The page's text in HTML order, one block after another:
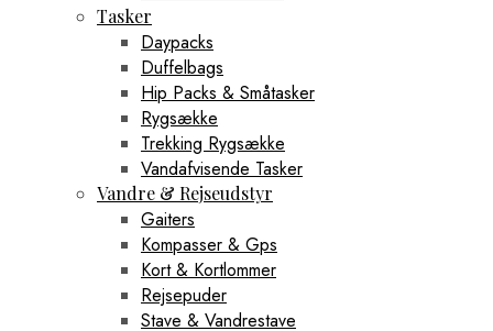
Tasker
Daypacks
Duffelbags
Hip Packs & Småtasker
Rygsække
Trekking Rygsække
Vandafvisende Tasker
Vandre & Rejseudstyr
Gaiters
Kompasser & Gps
Kort & Kortlommer
Rejsepuder
Stave & Vandrestave